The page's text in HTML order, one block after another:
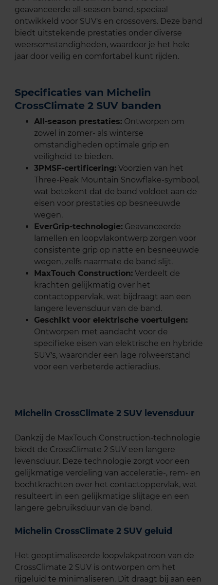
geavanceerde all-season band, speciaal
ontwikkeld voor SUV's en crossovers. Deze band
biedt uitstekende prestaties onder diverse
weersomstandigheden, waardoor je het hele
jaar door veilig en comfortabel kunt rijden.​
Specificaties van Michelin
CrossClimate 2 SUV banden
All-season prestaties: Ontworpen om
zowel in zomer- als winterse
omstandigheden optimale grip en
veiligheid te bieden.
3PMSF-certificering: Voorzien van het
Three-Peak Mountain Snowflake-symbool,
wat betekent dat de band voldoet aan de
eisen voor prestaties op besneeuwde
wegen.
EverGrip-technologie: Geavanceerde
lamellen en loopvlakontwerp zorgen voor
consistente grip op natte en besneeuwde
wegen, zelfs naarmate de band slijt.
MaxTouch Construction: Verdeelt de
krachten gelijkmatig over het
contactoppervlak, wat bijdraagt aan een
langere levensduur van de band.
Geschikt voor elektrische voertuigen:
Ontworpen met aandacht voor de
specifieke eisen van elektrische en hybride
SUV's, waaronder een lage rolweerstand
voor een verbeterde actieradius.
Michelin CrossClimate 2 SUV levensduur
Dankzij de MaxTouch Construction-technologie
biedt de CrossClimate 2 SUV een langere
levensduur. Deze technologie zorgt voor een
gelijkmatige verdeling van acceleratie-, rem- en
bochtkrachten over het contactoppervlak, wat
resulteert in een gelijkmatige slijtage en een
langere gebruiksduur van de band.
Michelin CrossClimate 2 SUV geluid
Het geoptimaliseerde loopvlakpatroon van de
CrossClimate 2 SUV is ontworpen om het
rijgeluid te minimaliseren. Dit draagt bij aan een